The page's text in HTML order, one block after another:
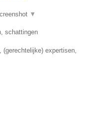
▼
schattingen
(gerechtelijke) expertisen,